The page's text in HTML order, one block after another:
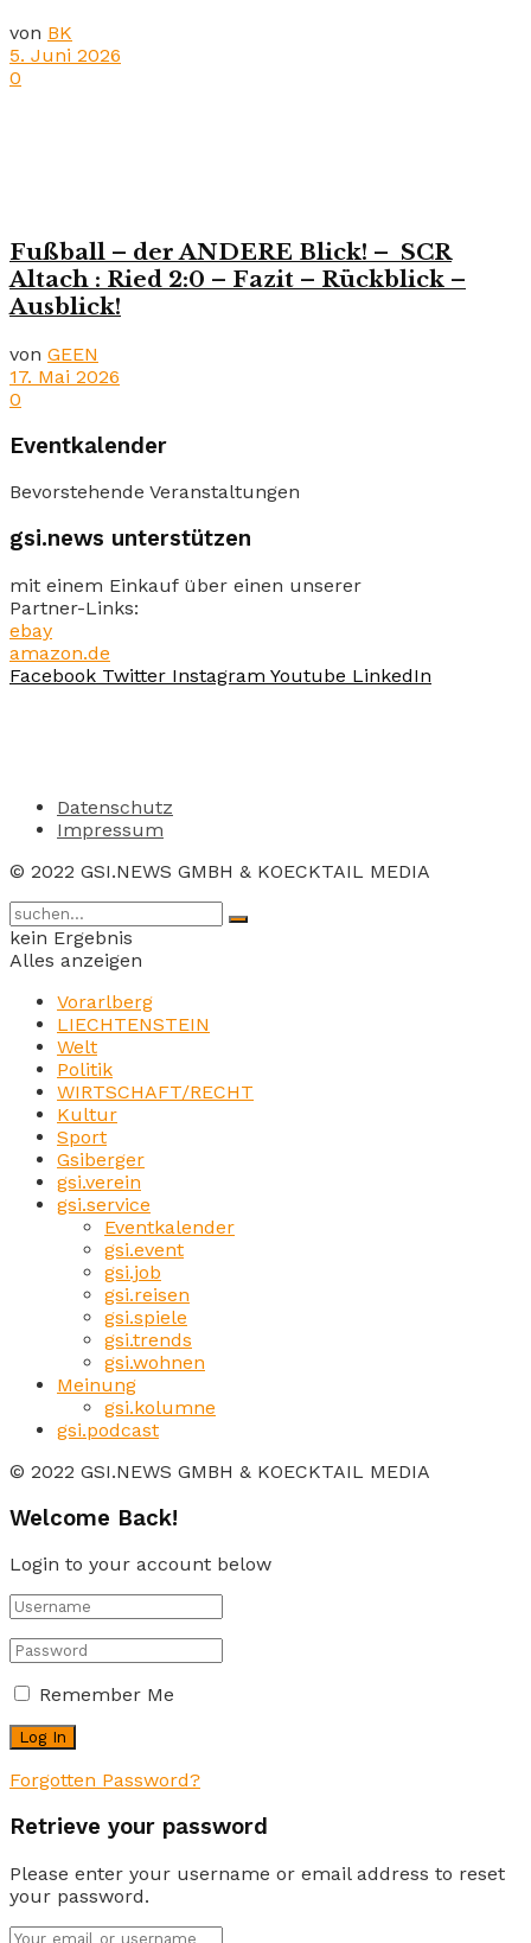
von BK
5. Juni 2026
0
Fußball – der ANDERE Blick! – SCR
Altach : Ried 2:0 – Fazit – Rückblick –
Ausblick!
von GEEN
17. Mai 2026
0
Eventkalender
Bevorstehende Veranstaltungen
gsi.news unterstützen
mit einem Einkauf über einen unserer
Partner-Links:
ebay
amazon.de
Facebook Twitter Instagram Youtube LinkedIn
Datenschutz
Impressum
© 2022 GSI.NEWS GMBH & KOECKTAIL MEDIA
kein Ergebnis
Alles anzeigen
Vorarlberg
LIECHTENSTEIN
Welt
Politik
WIRTSCHAFT/RECHT
Kultur
Sport
Gsiberger
gsi.verein
gsi.service
Eventkalender
gsi.event
gsi.job
gsi.reisen
gsi.spiele
gsi.trends
gsi.wohnen
Meinung
gsi.kolumne
gsi.podcast
© 2022 GSI.NEWS GMBH & KOECKTAIL MEDIA
Welcome Back!
Login to your account below
Remember Me
Forgotten Password?
Retrieve your password
Please enter your username or email address to reset
your password.